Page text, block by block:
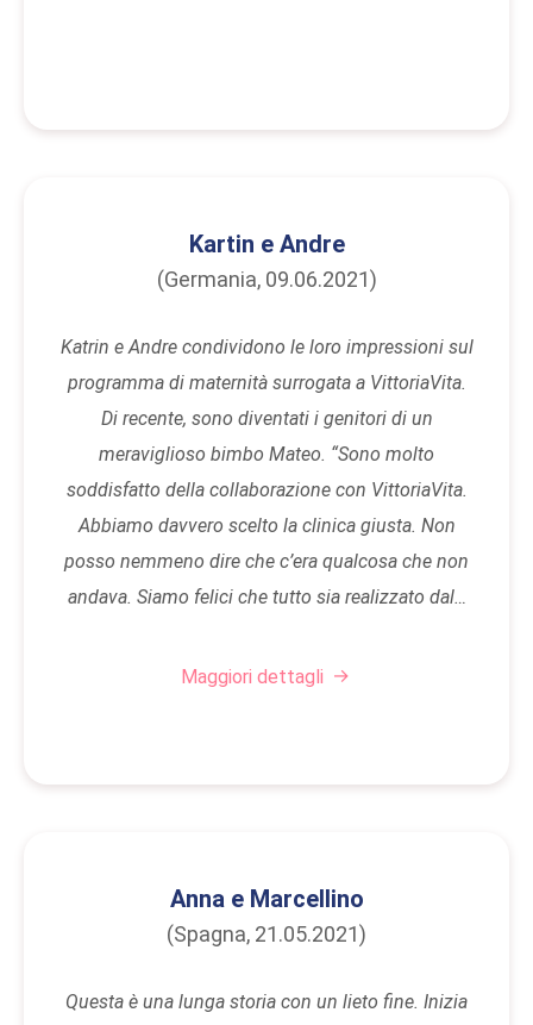
Kartin e Andre
(Germania, 09.06.2021)
Katrin e Andre condividono le loro impressioni sul
programma di maternità surrogata a VittoriaVita.
Di recente, sono diventati i genitori di un
meraviglioso bimbo Mateo. “Sono molto
soddisfatto della collaborazione con VittoriaVita.
Abbiamo davvero scelto la clinica giusta. Non
posso nemmeno dire che c’era qualcosa che non
andava. Siamo felici che tutto sia realizzato dal…
Maggiori dettagli
Anna e Marcellino
(Spagna, 21.05.2021)
Questa è una lunga storia con un lieto fine. Inizia